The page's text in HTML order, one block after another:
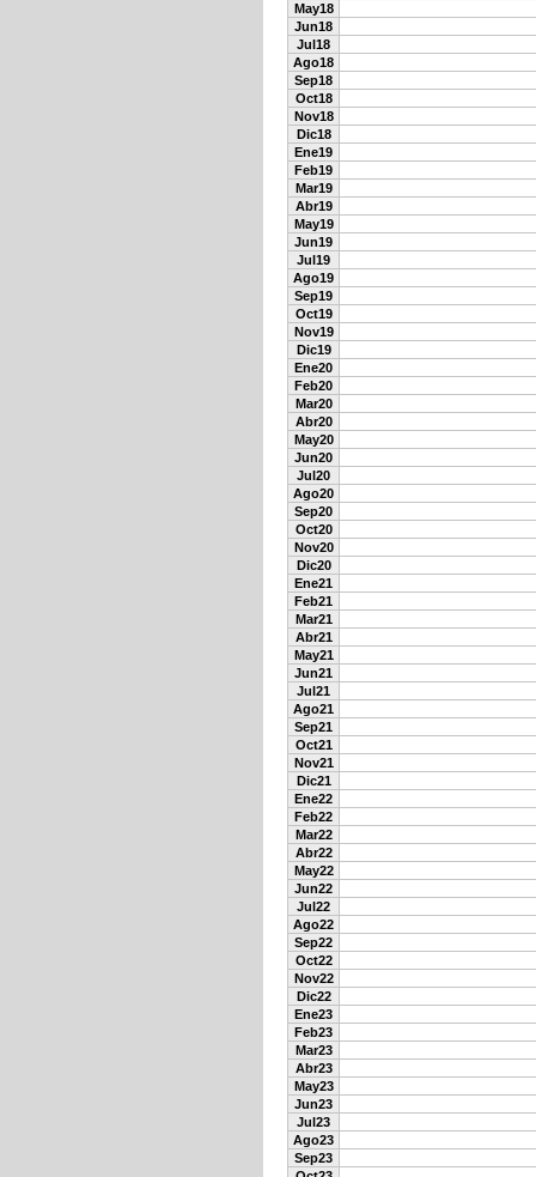
May18
Jun18
Jul18
Ago18
Sep18
Oct18
Nov18
Dic18
Ene19
Feb19
Mar19
Abr19
May19
Jun19
Jul19
Ago19
Sep19
Oct19
Nov19
Dic19
Ene20
Feb20
Mar20
Abr20
May20
Jun20
Jul20
Ago20
Sep20
Oct20
Nov20
Dic20
Ene21
Feb21
Mar21
Abr21
May21
Jun21
Jul21
Ago21
Sep21
Oct21
Nov21
Dic21
Ene22
Feb22
Mar22
Abr22
May22
Jun22
Jul22
Ago22
Sep22
Oct22
Nov22
Dic22
Ene23
Feb23
Mar23
Abr23
May23
Jun23
Jul23
Ago23
Sep23